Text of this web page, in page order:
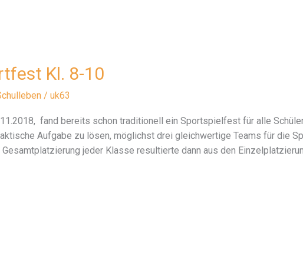
Kl. 8-10
/ uk63
fand bereits schon traditionell ein Sportspielfest für alle
Aufgabe zu lösen, möglichst drei gleichwertige Teams für die
jeder Klasse resultierte dann aus den